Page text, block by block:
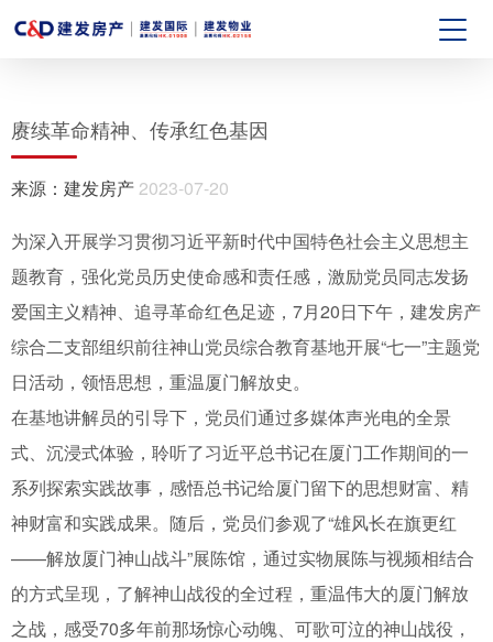
赓续革命精神、传承红色基因
来源： 建发房产 2023-07-20
为深入开展学习贯彻习近平新时代中国特色社会主义思想主
题教育，强化党员历史使命感和责任感，激励党员同志发扬
爱国主义精神、追寻革命红色足迹，7月20日下午，建发房产
综合二支部组织前往神山党员综合教育基地开展“七一”主题党
日活动，领悟思想，重温厦门解放史。
在基地讲解员的引导下，党员们通过多媒体声光电的全景
式、沉浸式体验，聆听了习近平总书记在厦门工作期间的一
系列探索实践故事，感悟总书记给厦门留下的思想财富、精
神财富和实践成果。随后，党员们参观了“雄风长在旗更红
——解放厦门神山战斗”展陈馆，通过实物展陈与视频相结合
的方式呈现，了解神山战役的全过程，重温伟大的厦门解放
之战，感受70多年前那场惊心动魄、可歌可泣的神山战役，